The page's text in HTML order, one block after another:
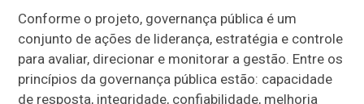
Conforme o projeto, governança pública é um
conjunto de ações de liderança, estratégia e controle
para avaliar, direcionar e monitorar a gestão. Entre os
princípios da governança pública estão: capacidade
de resposta, integridade, confiabilidade, melhoria